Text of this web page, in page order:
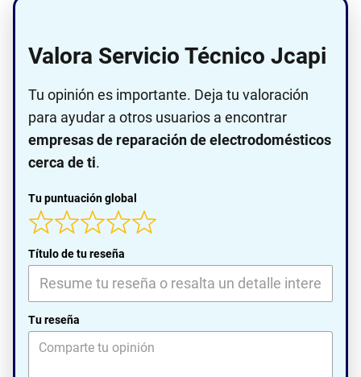
Valora Servicio Técnico Jcapi
Tu opinión es importante. Deja tu valoración
para ayudar a otros usuarios a encontrar
empresas de reparación de electrodomésticos
cerca de ti.
Tu puntuación global
Título de tu reseña
Tu reseña